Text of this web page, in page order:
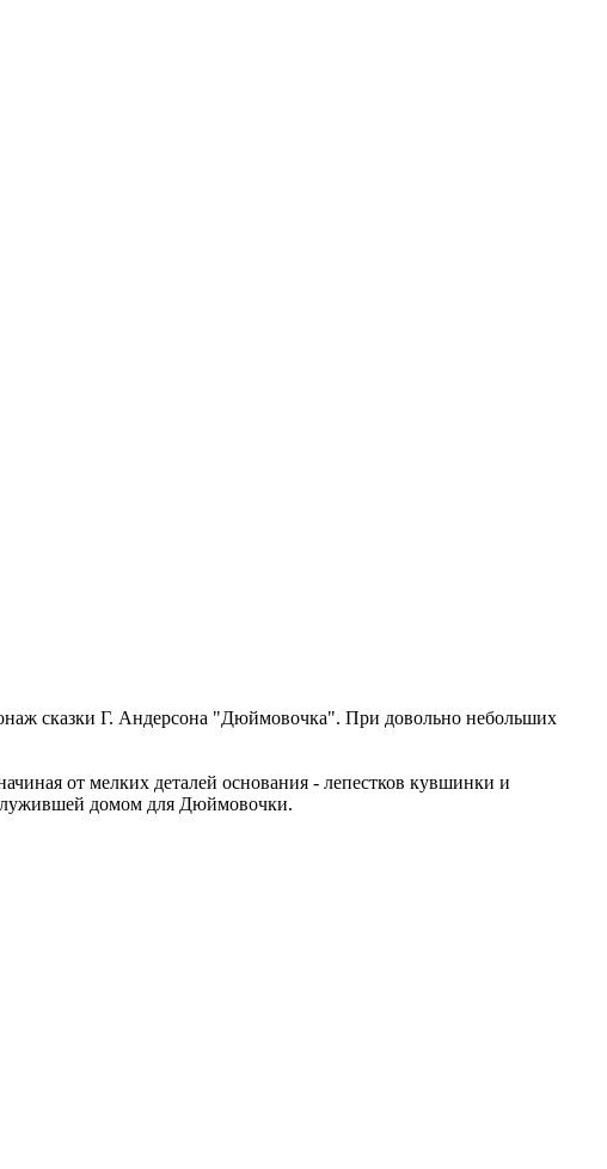
сказки Г. Андерсона "Дюймовочка". При довольно небольших
от мелких деталей основания - лепестков кувшинки и
домом для Дюймовочки.